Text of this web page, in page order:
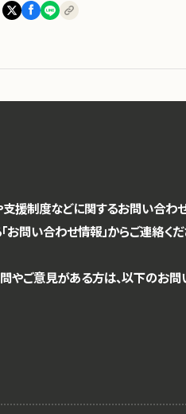
支援制度などに関するお問い合わ
お問い合わせ情報」からご連絡く
やご意見がある方は、以下のお問